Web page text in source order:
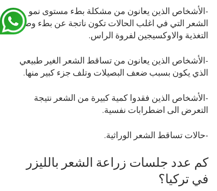
-الأشخاص الذين يعانون من مشكلة بطء مستوى نمو
الشعر التي في اغلب الحالات تكون ناتجة عن بطء وصول
التغذية والاوكسيجين لفروة الراس.
-الأشخاص الذين يعانون من تساقط الشعر الغير طبيعي
الذي يكون بسبب ضعف البصيلات وتلف جزء كبير منها.
-الأشخاص الذين فقدوا كمية كبيرة من الشعر نتيجة
التعرض الى اضطرابات نفسية.
-حالات تساقط الشعر الوراثية.
كم عدد جلسات زراعة الشعر بالليزر
في تركيا؟